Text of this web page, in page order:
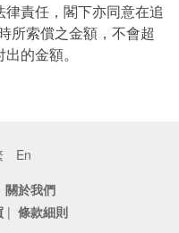
責任，閣下亦同意在追
所索償之金額，不會超
的金額。
En
關於我們
| 條款細則